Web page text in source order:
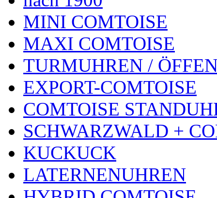
MINI COMTOISE
MAXI COMTOISE
TURMUHREN /
EXPORT-COMTOISE
COMTOISE
SCHWARZWALD +
KUCKUCK
LATERNENUHREN